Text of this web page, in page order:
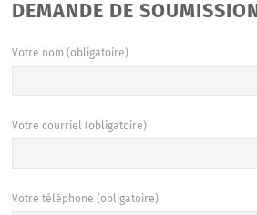
DEMANDE DE SOUMISSION
Votre nom (obligatoire)
Votre courriel (obligatoire)
Votre téléphone (obligatoire)